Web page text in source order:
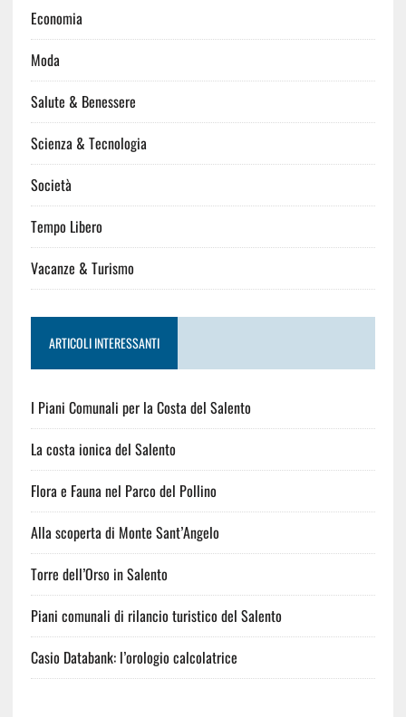
Economia
Moda
Salute & Benessere
Scienza & Tecnologia
Società
Tempo Libero
Vacanze & Turismo
ARTICOLI INTERESSANTI
I Piani Comunali per la Costa del Salento
La costa ionica del Salento
Flora e Fauna nel Parco del Pollino
Alla scoperta di Monte Sant’Angelo
Torre dell’Orso in Salento
Piani comunali di rilancio turistico del Salento
Casio Databank: l’orologio calcolatrice